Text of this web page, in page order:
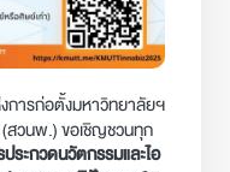
การก่อตั้งมหาวิทยาลัยฯ
สวนพ.) ขอเชิญชวนทุก
ประกวดนวัตกรรมและไอ